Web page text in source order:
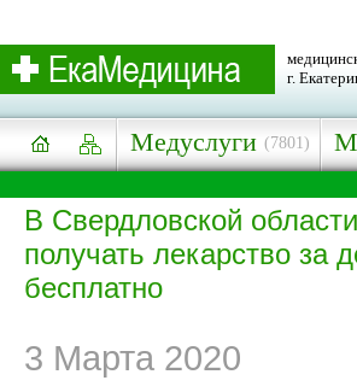
г.
Медуслуги (7801)
В Свердловской
получать лекарство за
бесплатно
3 Марта 2020